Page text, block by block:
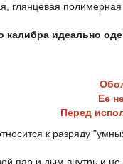
глянцевая полимерная
калибра идеально
Ее
Перед
к разряду